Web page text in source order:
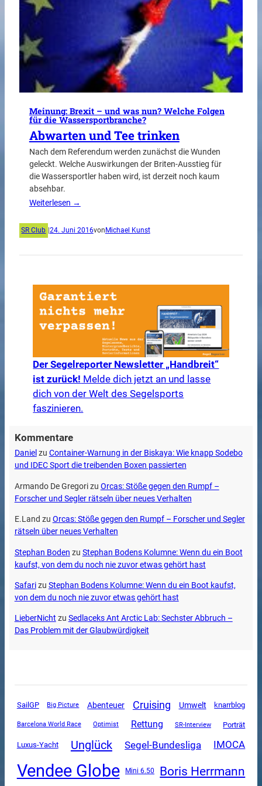
Meinung: Brexit – und was nun? Welche Folgen
für die Wassersportbranche?
Abwarten und Tee trinken
Nach dem Referendum werden zunächst die Wunden
geleckt. Welche Auswirkungen der Briten-Ausstieg für
die Wassersportler haben wird, ist derzeit noch kaum
absehbar.
Weiterlesen →
SR Club 24. Juni 2016von Michael Kunst
Der Segelreporter Newsletter „Handbreit“
ist zurück! Melde dich jetzt an und lasse
dich von der Welt des Segelsports
faszinieren.
Kommentare
Danielzu Container-Warnung in der Biskaya: Wie knapp Sodebo
und IDEC Sport die treibenden Boxen passierten
Armando De Gregorizu Orcas: Stöße gegen den Rumpf –
Forscher und Segler rätseln über neues Verhalten
E.Land zu Orcas: Stöße gegen den Rumpf – Forscher und Segler
rätseln über neues Verhalten
Stephan Boden zu Stephan Bodens Kolumne: Wenn du ein Boot
kaufst, von dem du noch nie zuvor etwas gehört hast
Safarizu Stephan Bodens Kolumne: Wenn du ein Boot kaufst,
von dem du noch nie zuvor etwas gehört hast
LieberNicht zu Sedlaceks Ant Arctic Lab: Sechster Abbruch –
Das Problem mit der Glaubwürdigkeit
SailGP Big Picture Abenteuer Cruising Umwelt knarrblog
Barcelona World Race Optimist Rettung SR-Interview Porträt
Luxus-Yacht Unglück Segel-Bundesliga IMOCA
Vendee Globe Mini 6.50 Boris Herrmann